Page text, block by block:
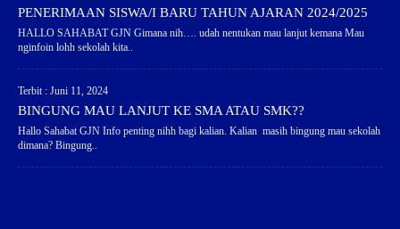
PENERIMAAN SISWA/I BARU TAHUN AJARAN 2024/2025
HALLO SAHABAT GJN Gimana nih…. udah nentukan mau lanjut kemana Mau
nginfoin lohh sekolah kita..
Terbit : Juni 11, 2024
BINGUNG MAU LANJUT KE SMA ATAU SMK??
Hallo Sahabat GJN Info penting nihh bagi kalian. Kalian masih bingung mau sekolah
dimana? Bingung..